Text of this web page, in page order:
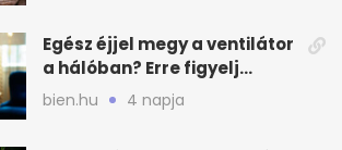
Egész éjjel megy a ventilátor
a hálóban? Erre figyelj
alvásnál nyáron
bien.hu 4 napja